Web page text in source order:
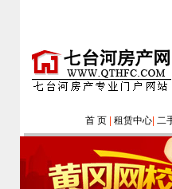
首 页| 租赁中心| 二